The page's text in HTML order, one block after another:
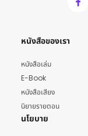
หนังสือของเรา
หนังสือเล่ม
E-Book
หนังสือเสียง
นิยายรายตอน
นโยบาย